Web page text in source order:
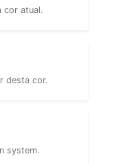
cor atual.
desta cor.
system.